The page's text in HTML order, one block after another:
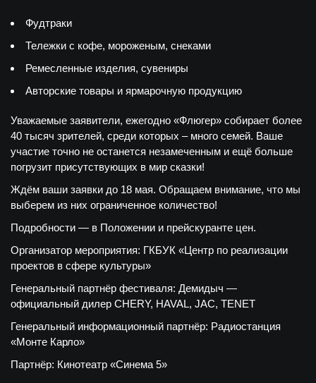
Фудтраки
Тележки с кофе, мороженым, снеками
Ремесленные изделия, сувениры
Авторские товары и ярмарочную продукцию
Уважаемые заявители, ежегодно «Флюгер» собирает более
40 тысяч зрителей, среди которых – много семей. Ваше
участие точно не останется незамеченным и ещё больше
погрузит присутствующих в мир сказки!
Ждём ваши заявки до 18 мая. Обращаем внимание, что мы
выберем из них ограниченное количество!
Подробности — в Положении и прейскуранте цен.
Организатор мероприятия: ГКБУК «Центр по реализации
проектов в сфере культуры»
Генеральный партнёр фестиваля: Демидыч —
официальный дилер CHERY, HAVAL, JAC, TENET
Генеральный информационный партнёр: Радиостанция
«Монте Карло»
Партнёр: Кинотеатр «Синема 5»